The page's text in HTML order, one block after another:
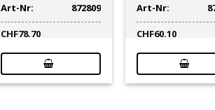
Art-Nr:
872809
CHF78.70
Art-Nr:
CHF60.10